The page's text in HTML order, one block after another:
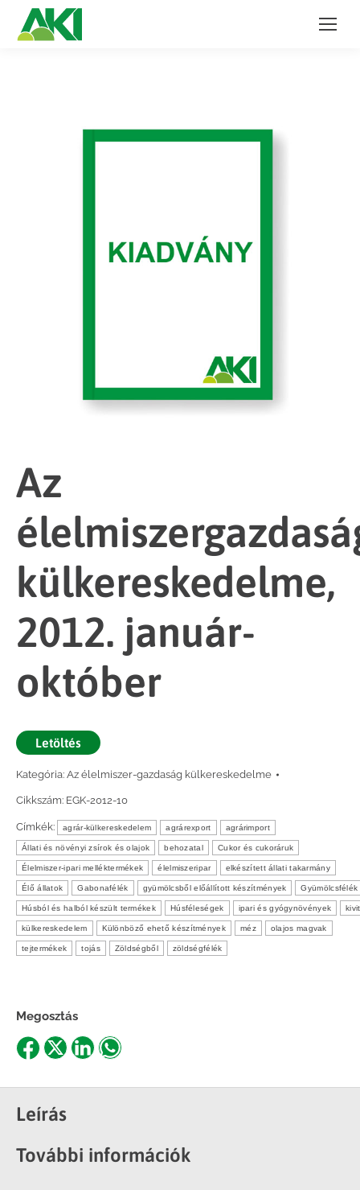
Az
külkereskedelme,
2012. január-
október
Letöltés
Kategória: Az élelmiszer-gazdaság külkereskedelme
Cikkszám: EGK-2012-10
Címkék: agrár-külkereskedelem agrárexport agrárimport
Állati és növényi zsírok és olajok behozatal Cukor és cukoráruk
Élelmiszer-ipari melléktermékek élelmiszeripar elkészített állati takarmány
Élő állatok Gabonafélék gyümölcsből előállított készítmények Gyümölcsfélék
Húsból és halból készült termékek Húsféleségek ipari és gyógynövények
külkereskedelem Különböző ehető készítmények méz olajos magvak
tejtermékek tojás Zöldségből zöldségfélék
Megosztás
Share
Facebook
Share
X
ShareShare
Leírás
További információk